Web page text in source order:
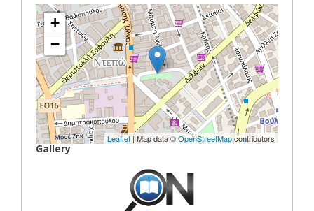
+
−
Leaflet | Map data ©OpenStreetMapcontributors
Gallery